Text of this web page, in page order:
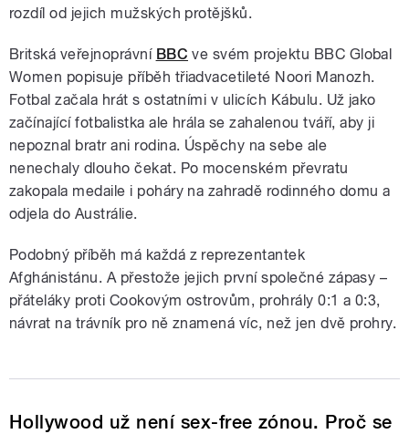
rozdíl od jejich mužských protějšků.
Britská veřejnoprávní BBC ve svém projektu BBC Global
Women popisuje příběh třiadvacetileté Noori Manozh.
Fotbal začala hrát s ostatními v ulicích Kábulu. Už jako
začínající fotbalistka ale hrála se zahalenou tváří, aby ji
nepoznal bratr ani rodina. Úspěchy na sebe ale
nenechaly dlouho čekat. Po mocenském převratu
zakopala medaile i poháry na zahradě rodinného domu a
odjela do Austrálie.
Podobný příběh má každá z reprezentantek
Afghánistánu. A přestože jejich první společné zápasy –
přáteláky proti Cookovým ostrovům, prohrály 0:1 a 0:3,
návrat na trávník pro ně znamená víc, než jen dvě prohry.
Hollywood už není sex-free zónou. Proč se